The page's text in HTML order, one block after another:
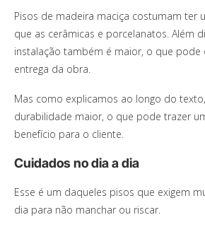
Pisos de madeira maciça costumam ter
que as cerâmicas e porcelanatos. Além
instalação também é maior, o que pode
entrega da obra.
Mas como explicamos ao longo do
durabilidade maior, o que pode trazer
benefício para o cliente.
Cuidados no dia a dia
Esse é um daqueles pisos que exigem
dia para não manchar ou riscar.